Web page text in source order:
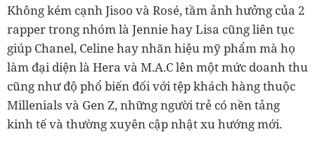
Không kém cạnh Jisoo và Rosé, tầm ảnh hưởng của 2
rapper trong nhóm là Jennie hay Lisa cũng liên tục
giúp Chanel, Celine hay nhãn hiệu mỹ phẩm mà họ
làm đại diện là Hera và M.A.C lên một mức doanh thu
cũng như độ phổ biến đối với tệp khách hàng thuộc
Millenials và Gen Z, những người trẻ có nền tảng
kinh tế và thường xuyên cập nhật xu hướng mới.